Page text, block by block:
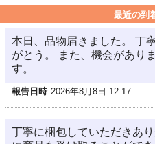
最近の到
本日、品物届きました。 丁
がとう。 また、機会があり
す。
報告日時 2026年8月8日 12:17
丁寧に梱包していただきあ